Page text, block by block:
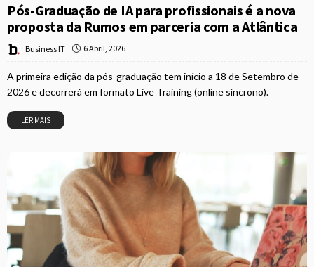
Pós-Graduação de IA para profissionais é a nova
proposta da Rumos em parceria com a Atlântica
Business IT 6 Abril, 2026
A primeira edição da pós-graduação tem início a 18 de Setembro de
2026 e decorrerá em formato Live Training (online síncrono).
LER MAIS